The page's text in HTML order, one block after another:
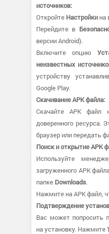
источников:
Откройте Настройки на
Перейдите в
версии Android).
Включите опцию
неизвестных
устройству
Google Play.
Скачивание APK файла:
Скачайте APK файл
доверенного ресурса.
браузер или передать
Поиск и открытие APK
Используйте
загруженного APK
папке Downloads.
Нажмите на APK файл,
Подтверждение
Вас может попросить
на установку. Нажмите